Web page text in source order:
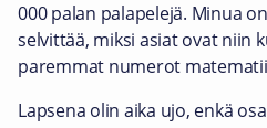
000 palan palapelejä. Minua
selvittää, miksi asiat ovat niin
paremmat numerot
Lapsena olin aika ujo, enkä